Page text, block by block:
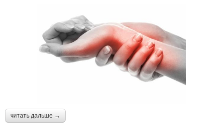
читать дальше →